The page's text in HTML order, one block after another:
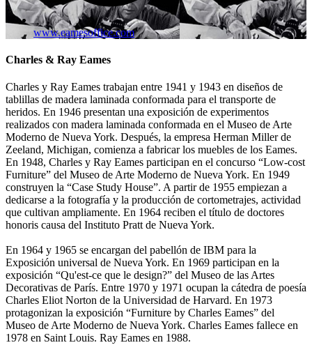
www.eamesoffice.com
Charles & Ray Eames
Charles y Ray Eames trabajan entre 1941 y 1943 en diseños de
tablillas de madera laminada conformada para el transporte de
heridos. En 1946 presentan una exposición de experimentos
realizados con madera laminada conformada en el Museo de Arte
Moderno de Nueva York. Después, la empresa Herman Miller de
Zeeland, Michigan, comienza a fabricar los muebles de los Eames.
En 1948, Charles y Ray Eames participan en el concurso “Low-cost
Furniture” del Museo de Arte Moderno de Nueva York. En 1949
construyen la “Case Study House”. A partir de 1955 empiezan a
dedicarse a la fotografía y la producción de cortometrajes, actividad
que cultivan ampliamente. En 1964 reciben el título de doctores
honoris causa del Instituto Pratt de Nueva York.
En 1964 y 1965 se encargan del pabellón de IBM para la
Exposición universal de Nueva York. En 1969 participan en la
exposición “Qu'est-ce que le design?” del Museo de las Artes
Decorativas de París. Entre 1970 y 1971 ocupan la cátedra de poesía
Charles Eliot Norton de la Universidad de Harvard. En 1973
protagonizan la exposición “Furniture by Charles Eames” del
Museo de Arte Moderno de Nueva York. Charles Eames fallece en
1978 en Saint Louis. Ray Eames en 1988.